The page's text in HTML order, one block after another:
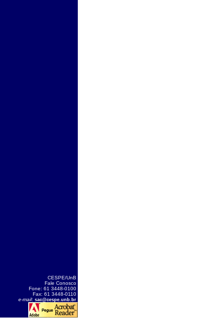
CESPE/UnB
Fale Conosco
Fone: 61 3448-0100
Fax: 61 3448-0110
e-mail: sac@cespe.unb.br